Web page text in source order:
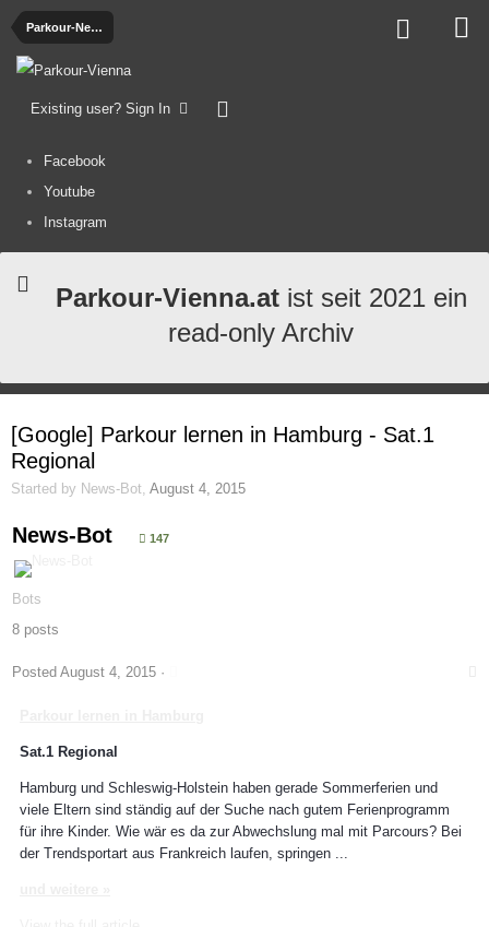
Parkour-News
Existing user? Sign In
Facebook
Youtube
Instagram
Parkour-Vienna.atist seit 2021 ein
read-only Archiv
[Google] Parkour lernen in Hamburg - Sat.1
Regional
Started by News-Bot August 4, 2015
News-Bot 147
Bots
8 posts
Posted August 4, 2015 ·
Sat.1 Regional
Hamburg und Schleswig-Holstein haben gerade Sommerferien und
viele Eltern sind ständig auf der Suche nach gutem Ferienprogramm
für ihre Kinder. Wie wär es da zur Abwechslung mal mit Parcours? Bei
der Trendsportart aus Frankreich laufen, springen ...